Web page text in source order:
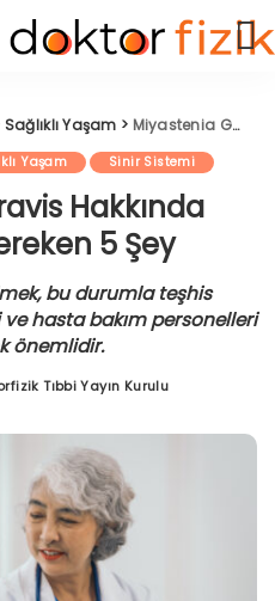
Sağlıklı Yaşam > Miyastenia Gravis Hakkında Bilinmesi Gereken 5 Şey
Yaşam Sinir Sistemi
Hakkında
5 Şey
bu durumla teşhis
hasta bakım personelleri
önemlidir.
Tıbbi Yayın Kurulu